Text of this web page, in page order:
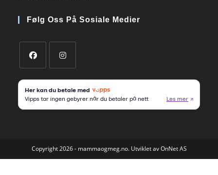
tab new
a
Følg Oss På Sosiale Medier
in
new
in
a
new
Copyright 2026 - mammaogmeg.no. Utviklet av OnNet AS